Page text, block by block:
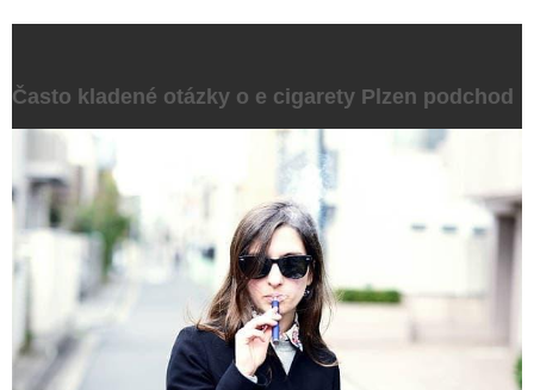
Často kladené otázky o e cigarety Plzen podchod